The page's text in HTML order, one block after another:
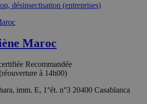
désinsectisation (entreprises)
Maroc
Recommandée
à 14h00)
imm. E, 1°ét. n°3 20400 Casablanca